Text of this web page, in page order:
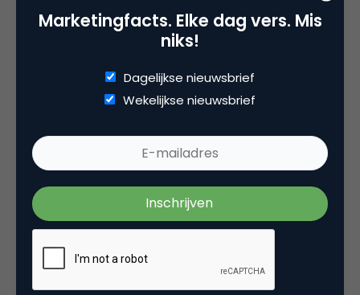
unieke kans om een grote investering te doen
in jouw eigen mobiel internet startup !
Kan iemand me uitleggen waarom de
aanvraag in het Engels moet.
Marketingfacts. Elke dag vers. Mis
niks!
Dagelijkse nieuwsbrief
Wekelijkse nieuwsbrief